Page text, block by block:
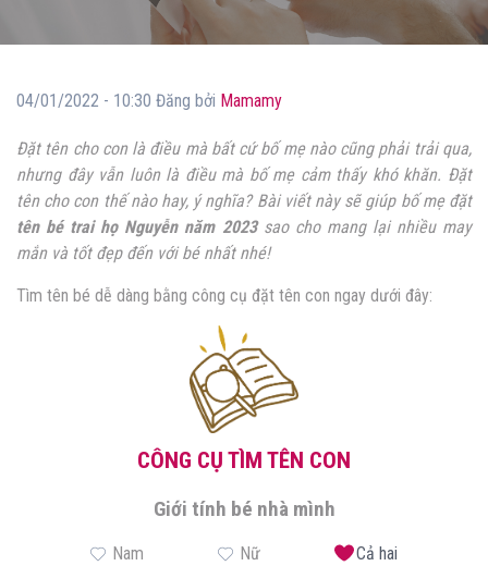
04/01/2022 - 10:30 Đăng bởi Mamamy
Đặt tên cho con là điều mà bất cứ bố mẹ nào cũng phải trải qua,
nhưng đây vẫn luôn là điều mà bố mẹ cảm thấy khó khăn. Đặt
tên cho con thế nào hay, ý nghĩa? Bài viết này sẽ giúp bố mẹ đặt
tên bé trai họ Nguyễn năm 2023 sao cho mang lại nhiều may
mắn và tốt đẹp đến với bé nhất nhé!
Tìm tên bé dễ dàng bằng công cụ đặt tên con ngay dưới đây:
CÔNG CỤ TÌM TÊN CON
Giới tính bé nhà mình
Nam Nữ Cả hai